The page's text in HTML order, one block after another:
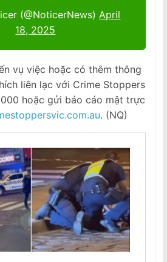
(@NoticerNews)April
18, 2025
​​vụ việc hoặc có thêm thông
liên lạc với Crime Stoppers
hoặc gửi báo cáo mật trực
. (NQ)